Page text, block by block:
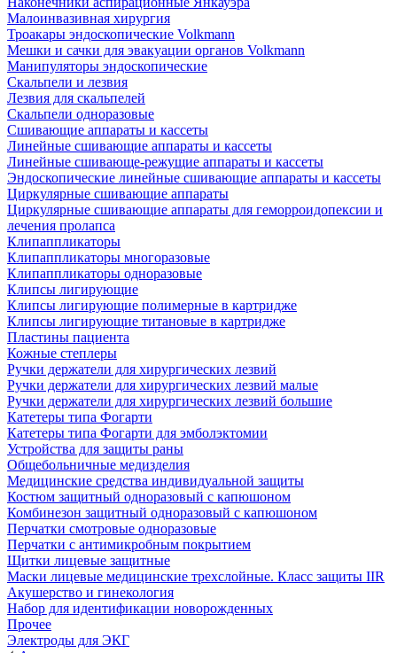
Малоинвазивная хирургия
Троакары эндоскопические Volkmann
Мешки и сачки для эвакуации органов Volkmann
Манипуляторы эндоскопические
Скальпели и лезвия
Лезвия для скальпелей
Скальпели одноразовые
Сшивающие аппараты и кассеты
Линейные сшивающие аппараты и кассеты
Линейные сшивающе-режущие аппараты и кассеты
Эндоскопические линейные сшивающие аппараты и кассеты
Циркулярные сшивающие аппараты
Циркулярные сшивающие аппараты для геморроидопексии и
лечения пролапса
Клипаппликаторы
Клипаппликаторы многоразовые
Клипаппликаторы одноразовые
Клипсы лигирующие
Клипсы лигирующие полимерные в картридже
Клипсы лигирующие титановые в картридже
Пластины пациента
Кожные степлеры
Ручки держатели для хирургических лезвий
Ручки держатели для хирургических лезвий малые
Ручки держатели для хирургических лезвий большие
Катетеры типа Фогарти
Катетеры типа Фогарти для эмболэктомии
Устройства для защиты раны
Общебольничные медизделия
Медицинские средства индивидуальной защиты
Костюм защитный одноразовый с капюшоном
Комбинезон защитный одноразовый с капюшоном
Перчатки смотровые одноразовые
Перчатки с антимикробным покрытием
Щитки лицевые защитные
Маски лицевые медицинские трехслойные. Класс защиты IIR
Акушерство и гинекология
Набор для идентификации новорожденных
Прочее
Электроды для ЭКГ